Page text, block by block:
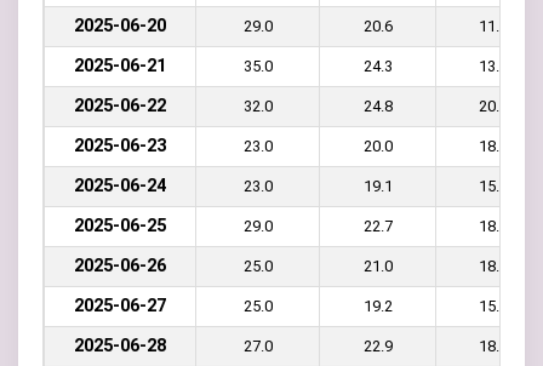
2025-06-20 29.0 20.6 11.0
2025-06-21 35.0 24.3 13.0
2025-06-22 32.0 24.8 20.0
2025-06-23 23.0 20.0 18.0
2025-06-24 23.0 19.1 15.0
2025-06-25 29.0 22.7 18.0
2025-06-26 25.0 21.0 18.0
2025-06-27 25.0 19.2 15.0
2025-06-28 27.0 22.9 18.0